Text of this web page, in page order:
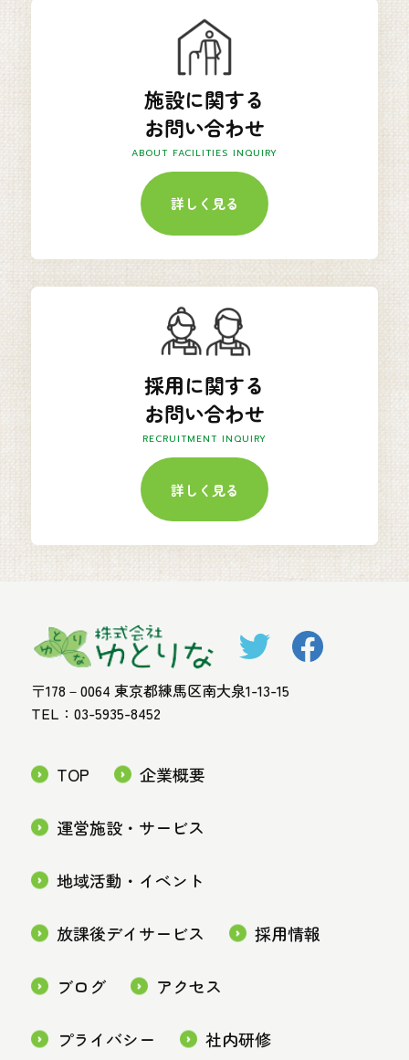
施設に関する
お問い合わせ
ABOUT FACILITIES INQUIRY
詳しく見る
採用に関する
お問い合わせ
RECRUITMENT INQUIRY
詳しく見る
〒178－0064 東京都練馬区南大泉1-13-15
TEL：03-5935-8452
TOP 企業概要
運営施設・サービス
地域活動・イベント
放課後デイサービス 採用情報
ブログ アクセス
プライバシー 社内研修